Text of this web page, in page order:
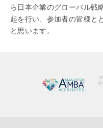
ら日本企業のグローバル戦
起を行い、参加者の皆様と
と思います。